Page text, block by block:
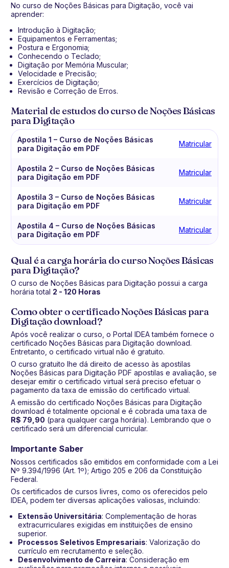
No curso de Noções Básicas para Digitação, você vai
aprender:
Introdução à Digitação;
Equipamentos e Ferramentas;
Postura e Ergonomia;
Conhecendo o Teclado;
Digitação por Memória Muscular;
Velocidade e Precisão;
Exercícios de Digitação;
Revisão e Correção de Erros.
Material de estudos do curso de Noções Básicas
para Digitação
Apostila 1 – Curso de Noções Básicas
para Digitação em PDF
Matricular
Apostila 2 – Curso de Noções Básicas
para Digitação em PDF
Matricular
Apostila 3 – Curso de Noções Básicas
para Digitação em PDF
Matricular
Apostila 4 – Curso de Noções Básicas
para Digitação em PDF
Matricular
Qual é a carga horária do curso Noções Básicas
para Digitação?
O curso de Noções Básicas para Digitação possui a carga
horária total 2 - 120 Horas
Como obter o certificado Noções Básicas para
Digitação download?
Após você realizar o curso, o Portal IDEA também fornece o
certificado Noções Básicas para Digitação download.
Entretanto, o certificado virtual não é gratuito.
O curso gratuito lhe dá direito de acesso às apostilas
Noções Básicas para Digitação PDF apostilas e avaliação, se
desejar emitir o certificado virtual será preciso efetuar o
pagamento da taxa de emissão do certificado virtual.
A emissão do certificado Noções Básicas para Digitação
download é totalmente opcional e é cobrada uma taxa de
R$ 79,90 (para qualquer carga horária). Lembrando que o
certificado será um diferencial curricular.
Importante Saber
Nossos certificados são emitidos em conformidade com a Lei
Nº 9.394/1996 (Art. 1º); Artigo 205 e 206 da Constituição
Federal.
Os certificados de cursos livres, como os oferecidos pelo
IDEA, podem ter diversas aplicações valiosas, incluindo:
Extensão Universitária: Complementação de horas
extracurriculares exigidas em instituições de ensino
superior.
Processos Seletivos Empresariais: Valorização do
currículo em recrutamento e seleção.
Desenvolvimento de Carreira: Consideração em